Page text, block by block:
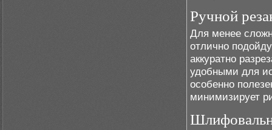
Ручной
Для менее
отлично
аккуратно
удобными для
особенно
минимизирует